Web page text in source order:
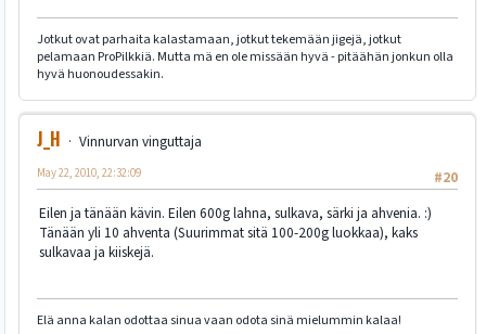
Jotkut ovat parhaita kalastamaan, jotkut tekemään jigejä, jotkut
pelamaan ProPilkkiä. Mutta mä en ole missään hyvä - pitäähän jonkun olla
hyvä huonoudessakin.
J_H
Vinnurvan vinguttaja
#20
May 22, 2010, 22:32:09
Eilen ja tänään kävin. Eilen 600g lahna, sulkava, särki ja ahvenia. :)
Tänään yli 10 ahventa (Suurimmat sitä 100-200g luokkaa), kaks
sulkavaa ja kiiskejä.
Elä anna kalan odottaa sinua vaan odota sinä mielummin kalaa!